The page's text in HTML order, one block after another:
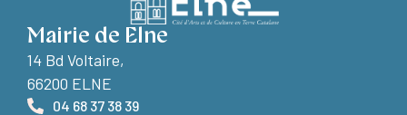
Mairie de Elne
14 Bd Voltaire,
66200 ELNE
04 68 37 38 39